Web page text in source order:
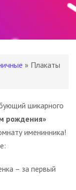
» Плакаты
шикарного
рождения»
именинника!
– за первый